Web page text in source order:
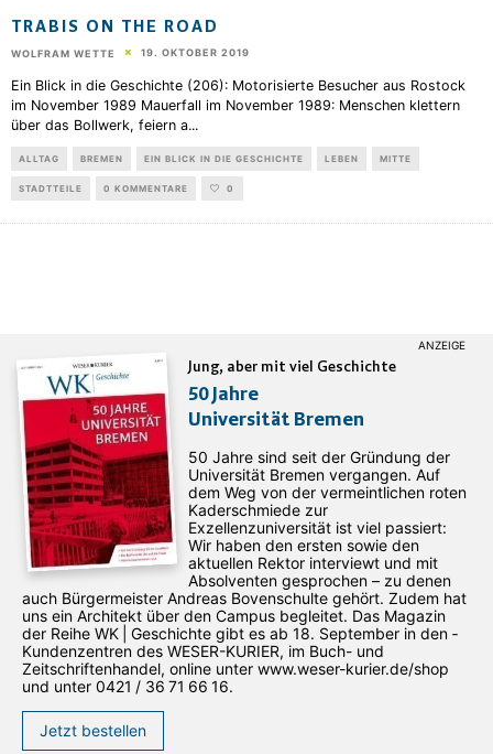
TRABIS ON THE ROAD
WOLFRAM WETTE 19. OKTOBER 2019
Ein Blick in die Geschichte (206): Motorisierte Besucher aus Rostock
im November 1989 Mauerfall im November 1989: Menschen klettern
über das Bollwerk, feiern a...
ALLTAG BREMEN EIN BLICK IN DIE GESCHICHTE LEBEN MITTE
STADTTEILE 0 KOMMENTARE 0
Jung, aber mit viel Geschichte
50 Jahre
Universität Bremen
50 Jahre sind seit der Gründung der
Universität Bremen vergangen. Auf
dem Weg von der vermeintlichen roten
Kaderschmiede zur
Exzellenzuniversität ist viel passiert:
Wir haben den ersten sowie den
aktuellen Rektor interviewt und mit
Absolventen gesprochen – zu denen
auch Bürgermeister Andreas Bovenschulte gehört. Zudem hat
uns ein Architekt über den Campus begleitet. Das Magazin
der Reihe WK | Geschichte gibt es ab 18. September in den ­
Kundenzentren des WESER-­KURIER, im Buch- und
Zeitschriftenhandel, online unter www.weser-kurier.de/shop
und unter 0421 / 36 71 66 16.
Jetzt bestellen